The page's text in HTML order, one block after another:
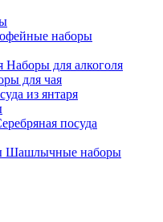
наборы
Наборы для алкоголя
для чая
из янтаря
посуда
Шашлычные наборы